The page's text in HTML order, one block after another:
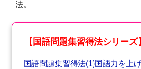
法。
【国語問題集習得法シリーズ】
国語問題集習得法(1)国語力を上